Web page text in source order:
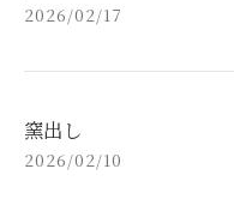
2026/02/17
窯出し
2026/02/10